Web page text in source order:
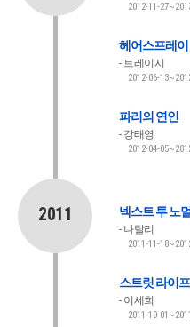
2012-11-
헤어스프레이
트레이시
2012-06-
파리의 연인
강태영
2012-04-
2011 넥스트 투 노멀
나탈리
2011-11-
스트릿 라이프
이세희
2011-10-